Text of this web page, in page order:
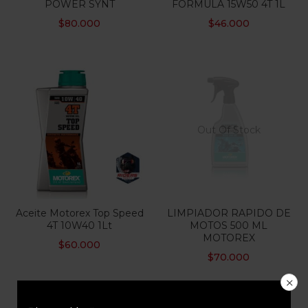
POWER SYNT
$80.000
FORMULA 15W50 4T 1L
$46.000
Aceite Motorex Top Speed
4T 10W40 1Lt
$60.000
Out Of Stock
LIMPIADOR RAPIDO DE
MOTOS 500 ML
MOTOREX
$70.000